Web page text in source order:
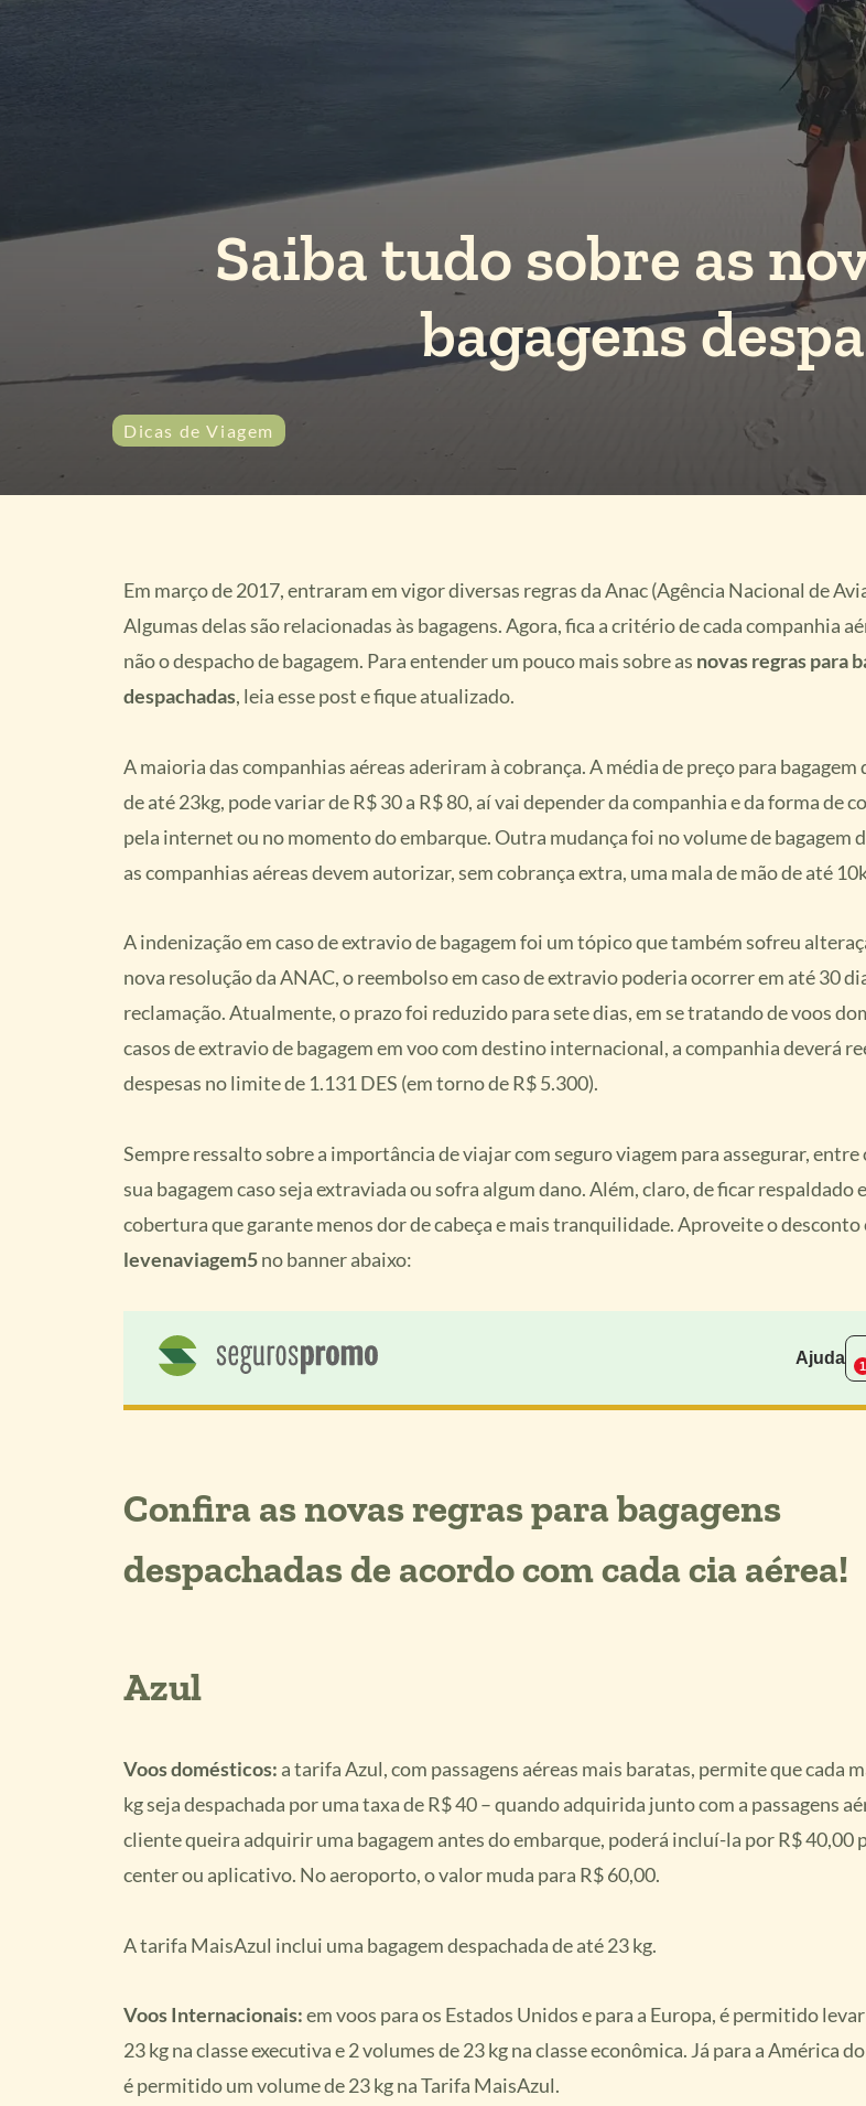
Saiba tudo sobre as
bagagens
Dicas de Viagem
Em março de 2017, entraram em vigor diversas regras da Anac (Agência Nacional de
Algumas delas são relacionadas às bagagens. Agora, fica a critério de cada companhia
não o despacho de bagagem. Para entender um pouco mais sobre as novas regras para
despachadas, leia esse post e fique atualizado.
A maioria das companhias aéreas aderiram à cobrança. A média de preço para bagagem
de até 23kg, pode variar de R$ 30 a R$ 80, aí vai depender da companhia e da forma de
pela internet ou no momento do embarque. Outra mudança foi no volume de bagagem
as companhias aéreas devem autorizar, sem cobrança extra, uma mala de mão de até
A indenização em caso de extravio de bagagem foi um tópico que também sofreu
nova resolução da ANAC, o reembolso em caso de extravio poderia ocorrer em até 30
reclamação. Atualmente, o prazo foi reduzido para sete dias, em se tratando de voos
casos de extravio de bagagem em voo com destino internacional, a companhia deverá
despesas no limite de 1.131 DES (em torno de R$ 5.300).
Sempre ressalto sobre a importância de viajar com seguro viagem para assegurar, entre
sua bagagem caso seja extraviada ou sofra algum dano. Além, claro, de ficar respaldado
cobertura que garante menos dor de cabeça e mais tranquilidade. Aproveite o desconto
levenaviagem5no banner abaixo:
Confira as novas regras para bagagens
despachadas de acordo com cada cia aérea!
Azul
Voos domésticos: a tarifa Azul, com passagens aéreas mais baratas, permite que cada
kg seja despachada por uma taxa de R$ 40 – quando adquirida junto com a passagens
cliente queira adquirir uma bagagem antes do embarque, poderá incluí-la por R$ 40,00
center ou aplicativo. No aeroporto, o valor muda para R$ 60,00.
A tarifa MaisAzul inclui uma bagagem despachada de até 23 kg.
Voos Internacionais:em voos para os Estados Unidos e para a Europa, é permitido
23 kg na classe executiva e 2 volumes de 23 kg na classe econômica. Já para a América
é permitido um volume de 23 kg na Tarifa MaisAzul.